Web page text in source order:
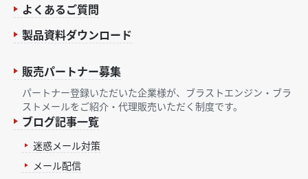
よくあるご質問
製品資料ダウンロード
販売パートナー募集
パートナー登録いただいた企業様が、ブラストエンジン・ブラ
ストメールをご紹介・代理販売いただく制度です。
ブログ記事一覧
迷惑メール対策
メール配信